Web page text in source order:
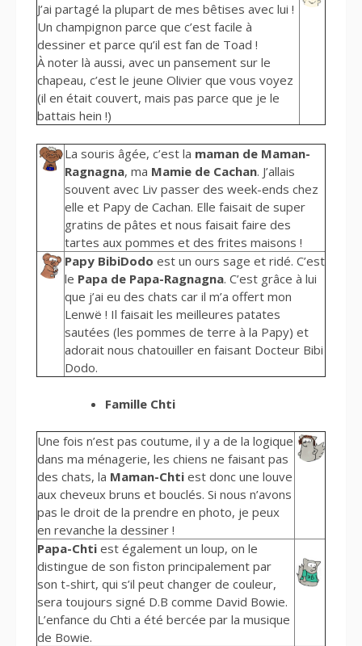
J’ai partagé la plupart de mes bêtises avec lui !
Un champignon parce que c’est facile à
dessiner et parce qu’il est fan de Toad !
À noter là aussi, avec un pansement sur le
chapeau, c’est le jeune Olivier que vous voyez
(il en était couvert, mais pas parce que je le
battais hein !)
La souris âgée, c’est la maman de Maman-
Ragnagna, ma Mamie de Cachan. J’allais
souvent avec Liv passer des week-ends chez
elle et Papy de Cachan. Elle faisait de super
gratins de pâtes et nous faisait faire des
tartes aux pommes et des frites maisons !
Papy BibiDodo est un ours sage et ridé. C’est
le Papa de Papa-Ragnagna. C’est grâce à lui
que j’ai eu des chats car il m’a offert mon
Lenwë ! Il faisait les meilleures patates
sautées (les pommes de terre à la Papy) et
adorait nous chatouiller en faisant Docteur Bibi
Dodo.
Famille Chti
Une fois n’est pas coutume, il y a de la logique
dans ma ménagerie, les chiens ne faisant pas
des chats, la Maman-Chti est donc une louve
aux cheveux bruns et bouclés. Si nous n’avons
pas le droit de la prendre en photo, je peux
en revanche la dessiner !
Papa-Chti est également un loup, on le
distingue de son fiston principalement par
son t-shirt, qui s’il peut changer de couleur,
sera toujours signé D.B comme David Bowie.
L’enfance du Chti a été bercée par la musique
de Bowie.